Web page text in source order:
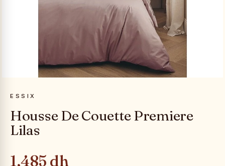
ESSIX
Housse De Couette Premiere
Lilas
1,485 dh